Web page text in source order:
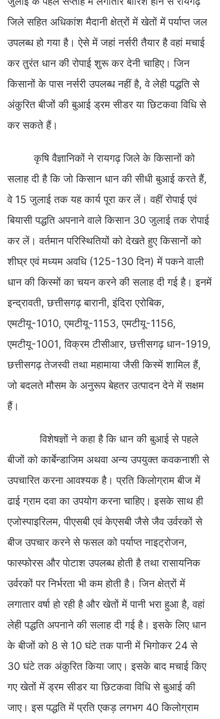
जिले सहित अधिकांश मैदानी क्षेत्रों में खेतों में पर्याप्त जल
उपलब्ध हो गया है। ऐसे में जहां नर्सरी तैयार है वहां मचाई
कर तुरंत धान की रोपाई शुरू कर देनी चाहिए। जिन
किसानों के पास नर्सरी उपलब्ध नहीं है, वे लेही पद्धति से
अंकुरित बीजों की बुआई ड्रम सीडर या छिटकवा विधि से
कर सकते हैं।
कृषि वैज्ञानिकों ने रायगढ़ जिले के किसानों को
सलाह दी है कि जो किसान धान की सीधी बुआई करते हैं,
वे 15 जुलाई तक यह कार्य पूरा कर लें। वहीं रोपाई एवं
बियासी पद्धति अपनाने वाले किसान 30 जुलाई तक रोपाई
कर लें। वर्तमान परिस्थितियों को देखते हुए किसानों को
शीघ्र एवं मध्यम अवधि (125-130 दिन) में पकने वाली
धान की किस्मों का चयन करने की सलाह दी गई है। इनमें
इन्द्रावती, छत्तीसगढ़ बारानी, इंदिरा एरोबिक,
एमटीयू-1010, एमटीयू-1153, एमटीयू-1156,
एमटीयू-1001, विक्रम टीसीआर, छत्तीसगढ़ धान-1919,
छत्तीसगढ़ तेजस्वी तथा महामाया जैसी किस्में शामिल हैं,
जो बदलते मौसम के अनुरूप बेहतर उत्पादन देने में सक्षम
हैं।
विशेषज्ञों ने कहा है कि धान की बुआई से पहले
बीजों को कार्बेन्डाजिम अथवा अन्य उपयुक्त कवकनाशी से
उपचारित करना आवश्यक है। प्रति किलोग्राम बीज में
ढाई ग्राम दवा का उपयोग करना चाहिए। इसके साथ ही
एजोस्पाइरिलम, पीएसबी एवं केएसबी जैसे जैव उर्वरकों से
बीज उपचार करने से फसल को पर्याप्त नाइट्रोजन,
फास्फोरस और पोटाश उपलब्ध होती है तथा रासायनिक
उर्वरकों पर निर्भरता भी कम होती है। जिन क्षेत्रों में
लगातार वर्षा हो रही है और खेतों में पानी भरा हुआ है, वहां
लेही पद्धति अपनाने की सलाह दी गई है। इसके लिए धान
के बीजों को 8 से 10 घंटे तक पानी में भिगोकर 24 से
30 घंटे तक अंकुरित किया जाए। इसके बाद मचाई किए
गए खेतों में ड्रम सीडर या छिटकवा विधि से बुआई की
जाए। इस पद्धति में प्रति एकड़ लगभग 40 किलोग्राम